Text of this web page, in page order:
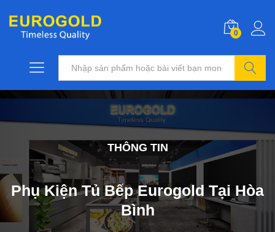
0
THÔNG TIN
Phụ Kiện Tủ Bếp Eurogold Tại Hòa
Bình